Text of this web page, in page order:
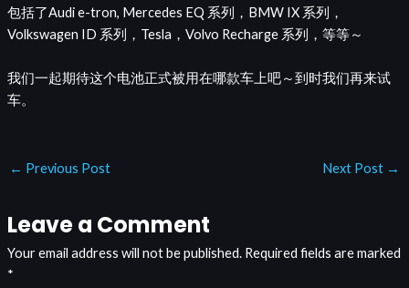
包括了Audi e-tron, Mercedes EQ 系列，BMW IX 系列，
Volkswagen ID 系列，Tesla，Volvo Recharge 系列，等等～
我们一起期待这个电池正式被用在哪款车上吧～到时我们再来试
车。
← Previous Post Next Post →
Leave a Comment
Your email address will not be published. Required fields are marked
*